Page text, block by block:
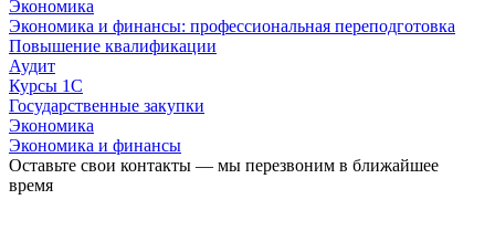
Экономика
Экономика и финансы: профессиональная переподготовка
Повышение квалификации
Аудит
Курсы 1С
Государственные закупки
Экономика
Экономика и финансы
Оставьте свои контакты — мы перезвоним в ближайшее
время